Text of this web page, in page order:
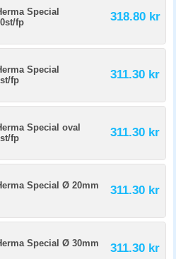
Special
fp
318.80 kr
Special
fp
311.30 kr
Special oval
fp
311.30 kr
Special Ø 20mm
311.30 kr
Special Ø 30mm
311.30 kr